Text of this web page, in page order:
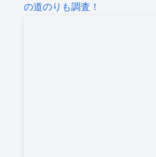
の道のりも調査！